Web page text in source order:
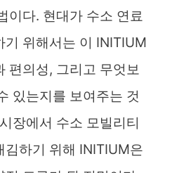
이다. 현대가 수소 연료
기 위해서는 이 INITIUM
편의성, 그리고 무엇보
있는지를 보여주는 것
장에서 수소 모빌리티
김하기 위해 INITIUM은